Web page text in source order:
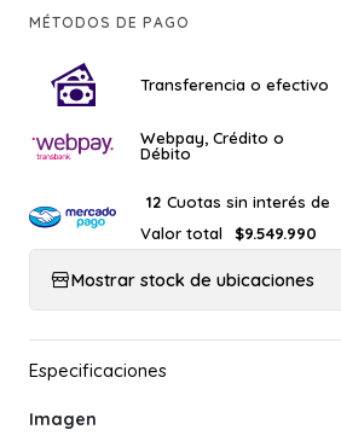
MÉTODOS DE PAGO
Transferencia o efectivo
Webpay, Crédito o
Débito
12 Cuotas sin interés de
Valor total
$9.549.990
Mostrar stock de ubicaciones
Imagen